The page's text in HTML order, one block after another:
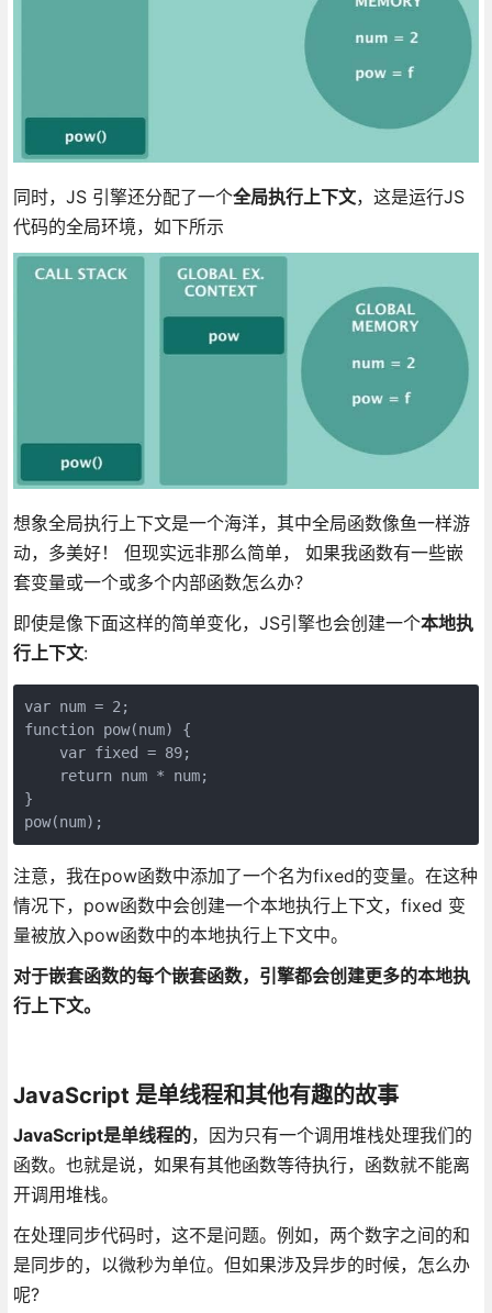
同时，JS 引擎还分配了一个全局执行上下文，这是运行JS
代码的全局环境，如下所示
想象全局执行上下文是一个海洋，其中全局函数像鱼一样游
动，多美好！ 但现实远非那么简单， 如果我函数有一些嵌
套变量或一个或多个内部函数怎么办？
即使是像下面这样的简单变化，JS引擎也会创建一个本地执
行上下文:
var num = 2;
function pow(num) {
    var fixed = 89;
    return num * num;
}
注意，我在pow函数中添加了一个名为fixed的变量。在这种
情况下，pow函数中会创建一个本地执行上下文，fixed 变
量被放入pow函数中的本地执行上下文中。
对于嵌套函数的每个嵌套函数，引擎都会创建更多的本地执
行上下文。
JavaScript 是单线程和其他有趣的故事
JavaScript是单线程的，因为只有一个调用堆栈处理我们的
函数。也就是说，如果有其他函数等待执行，函数就不能离
开调用堆栈。
在处理同步代码时，这不是问题。例如，两个数字之间的和
是同步的，以微秒为单位。但如果涉及异步的时候，怎么办
呢?